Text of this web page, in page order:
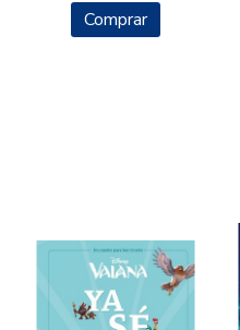
Comprar